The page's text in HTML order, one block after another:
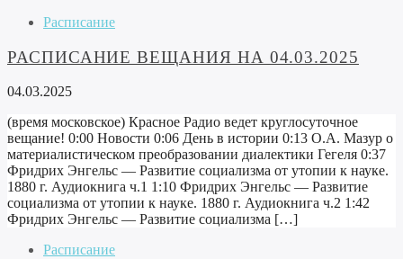
Расписание
РАСПИСАНИЕ ВЕЩАНИЯ НА 04.03.2025
04.03.2025
(время московское) Красное Радио ведет круглосуточное
вещание! 0:00 Новости 0:06 День в истории 0:13 О.А. Мазур о
материалистическом преобразовании диалектики Гегеля 0:37
Фридрих Энгельс — Развитие социализма от утопии к науке.
1880 г. Аудиокнига ч.1 1:10 Фридрих Энгельс — Развитие
социализма от утопии к науке. 1880 г. Аудиокнига ч.2 1:42
Фридрих Энгельс — Развитие социализма […]
Расписание